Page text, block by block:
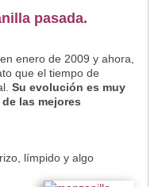
pasada.
enero de 2009 y ahora,
que el tiempo de
Su evolución es muy
las mejores
límpido y algo